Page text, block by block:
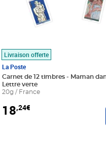
au panier
Livraison offerte
La Poste
Carnet de 12 timbres - Maman
Lettre verte
20g / France
18,24€